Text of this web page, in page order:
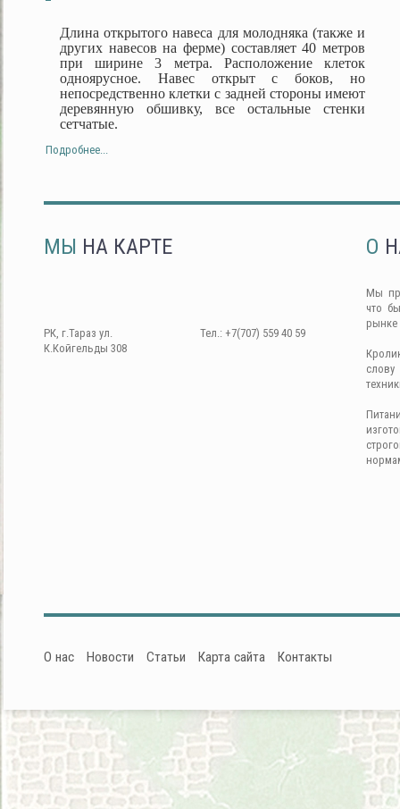
Длина открытого навеса для молодняка (также и
других навесов на ферме) составляет 40 метров
при ширине 3 метра. Расположение клеток
одноярусное. Навес открыт с боков, но
непосредственно клетки с задней стороны имеют
деревянную обшивку, все остальные стенки
сетчатые.
Подробнее...
МЫ НА КАРТЕ
РК, г.Тараз ул.
К.Койгельды 308
Тел.: +7(707) 559 40 59
О
Мы
что
рынке
О нас Новости Статьи Карта сайта Контакты